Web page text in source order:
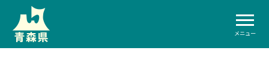
メニュー